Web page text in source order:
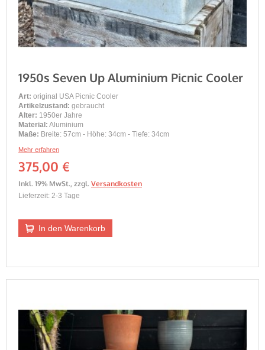
1950s Seven Up Aluminium Picnic Cooler
Art: original USA Picnic Cooler
Artikelzustand: gebraucht
Alter: 1950er Jahre
Material: Aluminium
Maße: Breite: 57cm - Höhe: 34cm - Tiefe: 34cm
Mehr erfahren
375,00 €
Inkl. 19% MwSt., zzgl. Versandkosten
Lieferzeit: 2-3 Tage
In den Warenkorb